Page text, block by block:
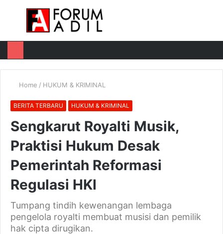
Menu
Home / HUKUM & KRIMINAL
BERITA TERBARU HUKUM & KRIMINAL
Sengkarut Royalti Musik,
Praktisi Hukum Desak
Pemerintah Reformasi
Regulasi HKI
Tumpang tindih kewenangan lembaga
pengelola royalti membuat musisi dan pemilik
hak cipta dirugikan.